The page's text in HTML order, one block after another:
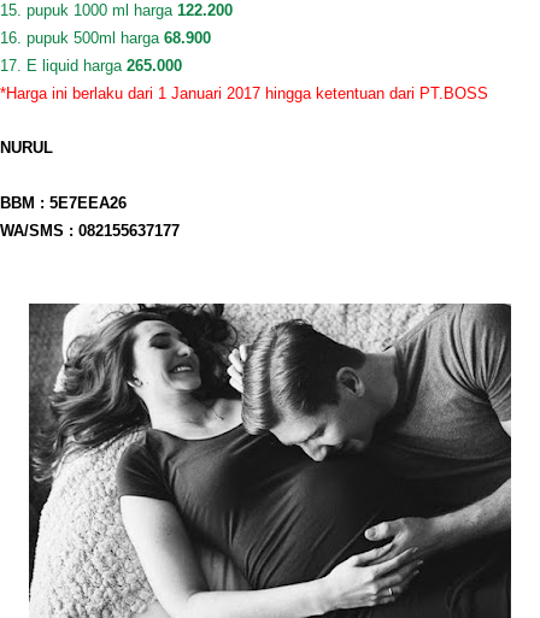
15. pupuk 1000 ml harga 122.200
16. pupuk 500ml harga 68.900
17. E liquid harga 265.000
*Harga ini berlaku dari 1 Januari 2017 hingga ketentuan dari PT.BOSS
NURUL
BBM : 5E7EEA26
WA/SMS : 082155637177